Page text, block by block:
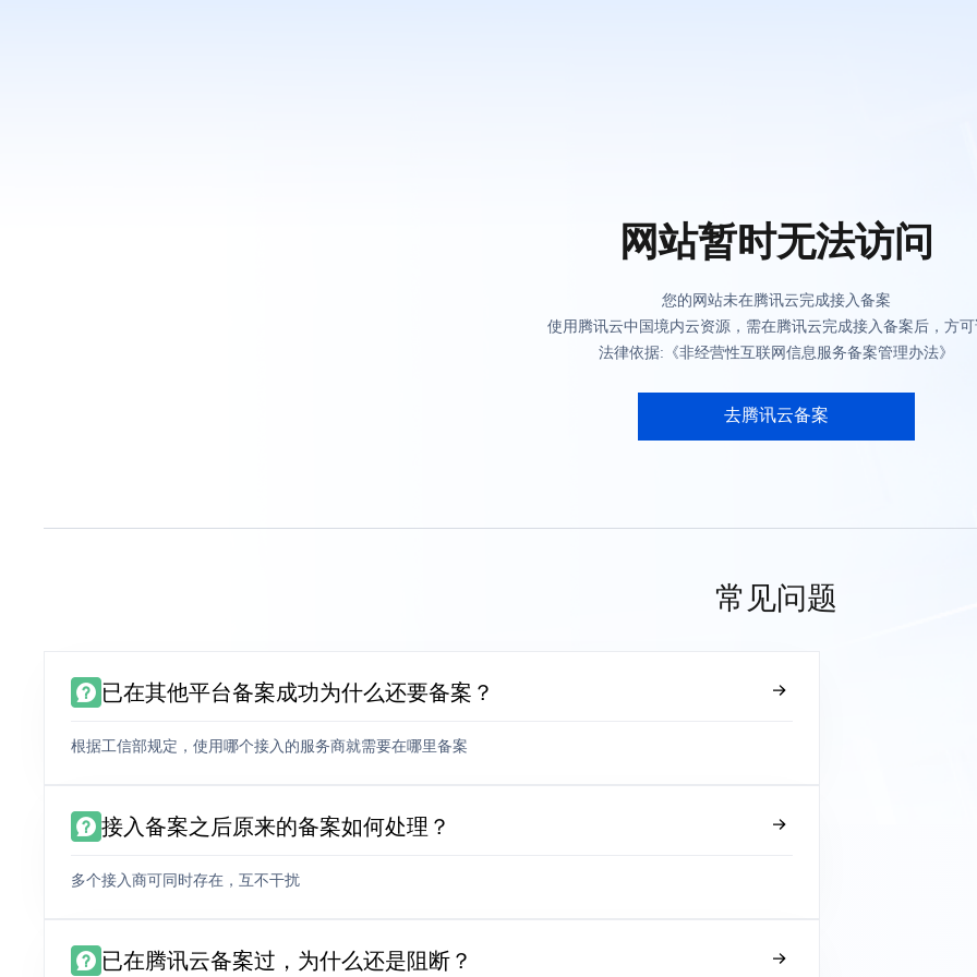
网站暂时无法访问
您的网站未在腾讯云完成接入备案
使用腾讯云中国境内云资源，需在腾讯云完成接入备案后，方
法律依据:《非经营性互联网信息服务备案管理办法》
去腾讯云备案
常见问题
已在其他平台备案成功为什么还要备案？
根据工信部规定，使用哪个接入的服务商就需要在哪里备案
接入备案之后原来的备案如何处理？
多个接入商可同时存在，互不干扰
已在腾讯云备案过，为什么还是阻断？